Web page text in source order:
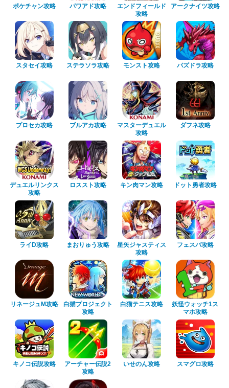
ポケチャン攻略 パワアド攻略
エンドフィールド
攻略
アークナイツ攻略
スタセイ攻略 ステラソラ攻略 モンスト攻略 パズドラ攻略
プロセカ攻略 ブルアカ攻略
マスターデュエル
攻略
ダフネ攻略
デュエルリンクス
攻略
ロススト攻略 キン肉マン攻略 ドット勇者攻略
ライD攻略 まおりゅう攻略
星矢ジャスティス
攻略
フェスバ攻略
リネージュM攻略
白猫プロジェクト
攻略
白猫テニス攻略
妖怪ウォッチ1ス
マホ攻略
キノコ伝説攻略
アーチャー伝説2
攻略
いせのん攻略 スマグロ攻略